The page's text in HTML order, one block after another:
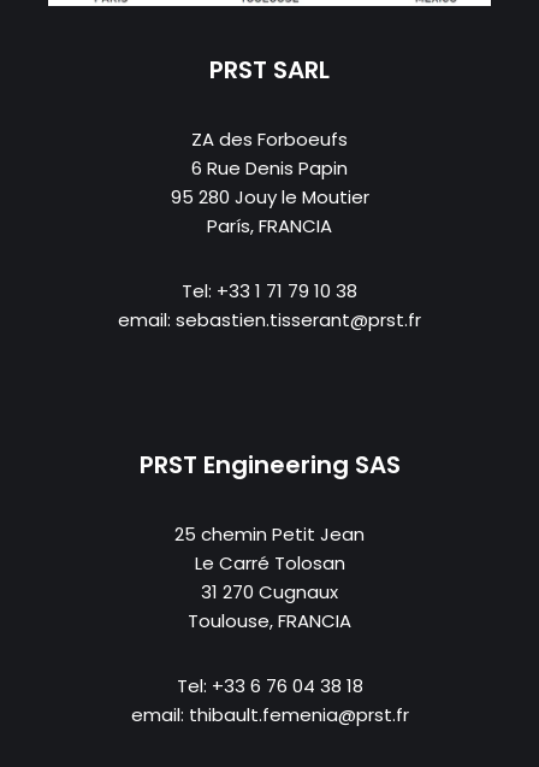
PRST SARL
ZA des Forboeufs
6 Rue Denis Papin
95 280 Jouy le Moutier
París, FRANCIA
Tel: +33 1 71 79 10 38
email: sebastien.tisserant@prst.fr
PRST Engineering SAS
25 chemin Petit Jean
Le Carré Tolosan
31 270 Cugnaux
Toulouse, FRANCIA
Tel: +33 6 76 04 38 18
email: thibault.femenia@prst.fr